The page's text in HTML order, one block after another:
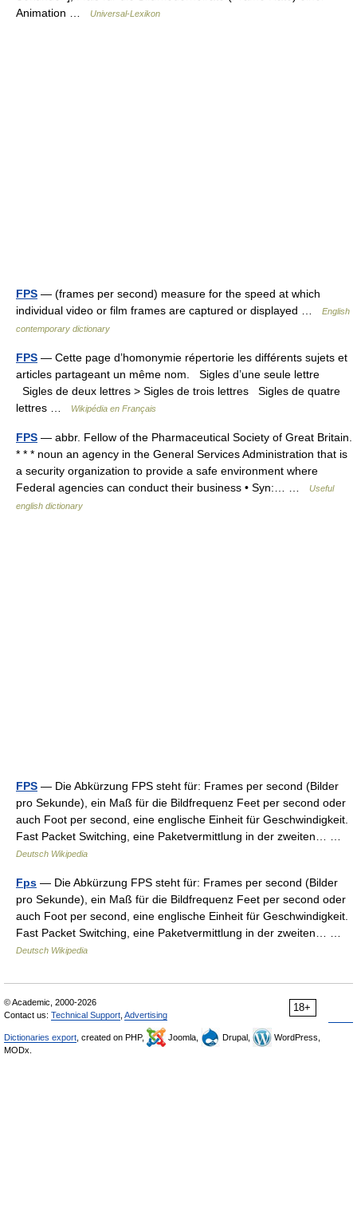
Animation …
Universal-Lexikon
FPS — (frames per second) measure for the speed at which
individual video or film frames are captured or displayed …
English
contemporary dictionary
FPS — Cette page d’homonymie répertorie les différents sujets et
articles partageant un même nom. Sigles d’une seule lettre
Sigles de deux lettres > Sigles de trois lettres Sigles de quatre
lettres …
Wikipédia en Français
FPS — abbr. Fellow of the Pharmaceutical Society of Great Britain.
* * * noun an agency in the General Services Administration that is
a security organization to provide a safe environment where
Federal agencies can conduct their business • Syn:… …
Useful
english dictionary
FPS — Die Abkürzung FPS steht für: Frames per second (Bilder
pro Sekunde), ein Maß für die Bildfrequenz Feet per second oder
auch Foot per second, eine englische Einheit für Geschwindigkeit.
Fast Packet Switching, eine Paketvermittlung in der zweiten… …
Deutsch Wikipedia
Fps — Die Abkürzung FPS steht für: Frames per second (Bilder
pro Sekunde), ein Maß für die Bildfrequenz Feet per second oder
auch Foot per second, eine englische Einheit für Geschwindigkeit.
Fast Packet Switching, eine Paketvermittlung in der zweiten… …
Deutsch Wikipedia
18+
© Academic, 2000-2026
Contact us: Technical Support Advertising
Dictionaries export , created on PHP, Joomla, Drupal,
WordPress,
MODx.